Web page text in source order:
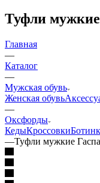
Туфли
Главная
—
Каталог
—
Мужская обувь
Женская обувь
—
Оксфорды
КедыКроссовки
—Туфли мужкие